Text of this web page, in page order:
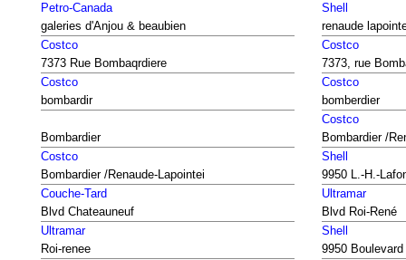
Petro-Canada
galeries d'Anjou & beaubien
Shell
renaude
Costco
7373 Rue Bombaqrdiere
Costco
7373, rue
Costco
bombardir
Costco
bomberdier
Bombardier
Costco
Bombardier /
Costco
Bombardier /Renaude-Lapointei
Shell
9950 L.-H.-
Couche-Tard
Blvd Chateauneuf
Ultramar
Blvd Roi-René
Ultramar
Roi-renee
Shell
9950